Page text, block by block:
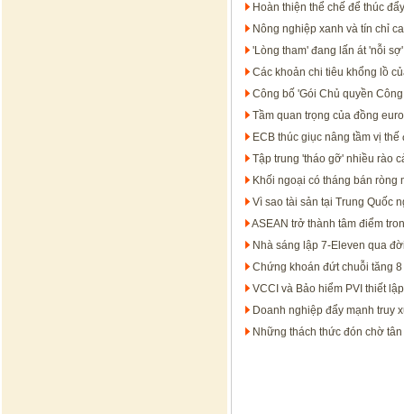
Hoàn thiện thể chế để thúc
Nông nghiệp xanh và tín chỉ
'Lòng tham' đang lấn át 'nỗi
Các khoản chi tiêu khổng lồ
Công bố 'Gói Chủ quyền
Tầm quan trọng của đồng
ECB thúc giục nâng tầm vị thế
Tập trung 'tháo gỡ' nhiều rào
Khối ngoại có tháng bán ròng
Vì sao tài sản tại Trung Quốc
ASEAN trở thành tâm điểm
Nhà sáng lập 7-Eleven qua
Chứng khoán đứt chuỗi tăng
VCCI và Bảo hiểm PVI thiết
Doanh nghiệp đẩy mạnh truy
Những thách thức đón chờ